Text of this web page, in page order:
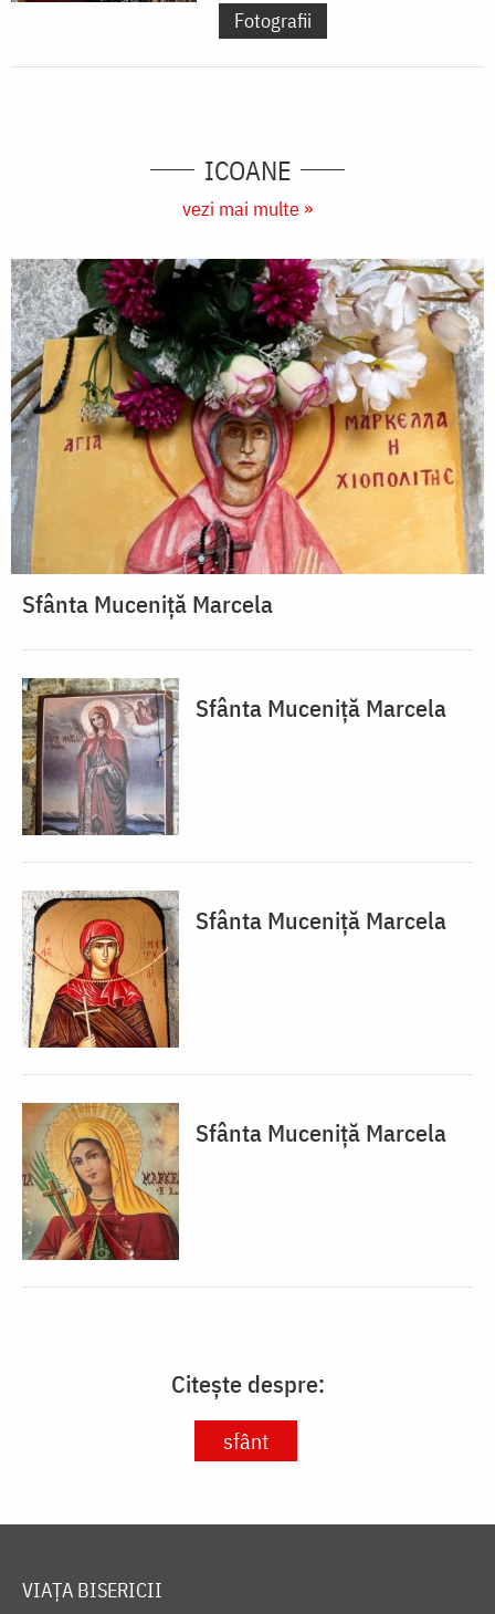
Fotografii
ICOANE
vezi mai multe »
Sfânta Muceniță Marcela
Sfânta Muceniță Marcela
Sfânta Muceniță Marcela
Sfânta Muceniță Marcela
Citește despre:
sfânt
VIAȚA BISERICII